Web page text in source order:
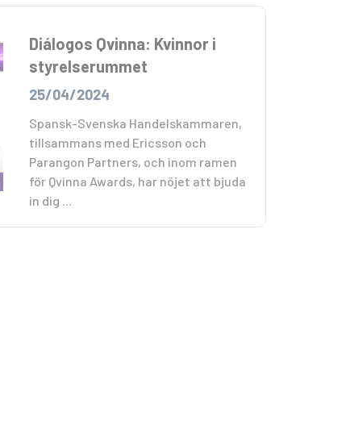
Diálogos Qvinna: Kvinnor i
styrelserummet
25/04/2024
Spansk-Svenska Handelskammaren,
tillsammans med Ericsson och
Parangon Partners, och inom ramen
för Qvinna Awards, har nöjet att bjuda
in dig ...